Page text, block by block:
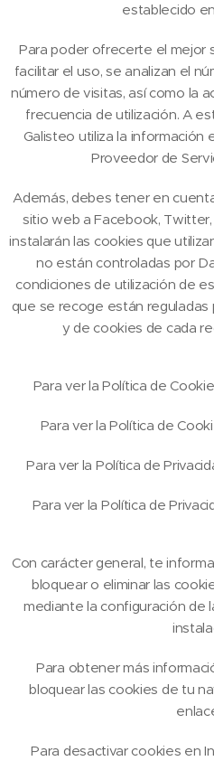
establecido
Para poder ofrecerte el mejor
facilitar el uso, se analizan el
número de visitas, así como la
frecuencia de utilización. A
Galisteo utiliza la información
Proveedor de
Además, debes tener en
sitio web a Facebook,
instalarán las cookies que
no están controladas por
condiciones de utilización de
que se recoge están reguladas
y de cookies de cada
Para ver la Política de
Para ver la Política de
Para ver la Política de
Para ver la Política de
Con carácter general, te
bloquear o eliminar las
mediante la configuración de
Para obtener más
bloquear las cookies de tu
Para desactivar cookies en